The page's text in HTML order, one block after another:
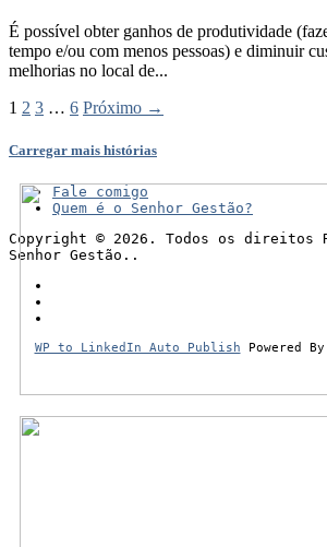
É possível obter ganhos de produtividade
tempo e/ou com menos pessoas) e diminuir
melhorias no local de...
1 2 3 … 6 Próximo →
Carregar mais histórias
Fale comigo
Quem é o Senhor Gestão?
Copyright © 2026. Todos os direitos
Senhor Gestão..
WP to LinkedIn Auto Publish Powered